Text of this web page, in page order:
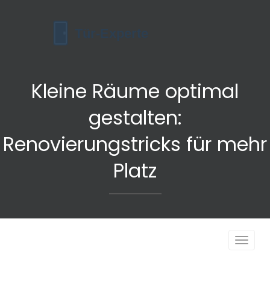
Kleine Räume optimal
gestalten:
Renovierungstricks für mehr
Platz